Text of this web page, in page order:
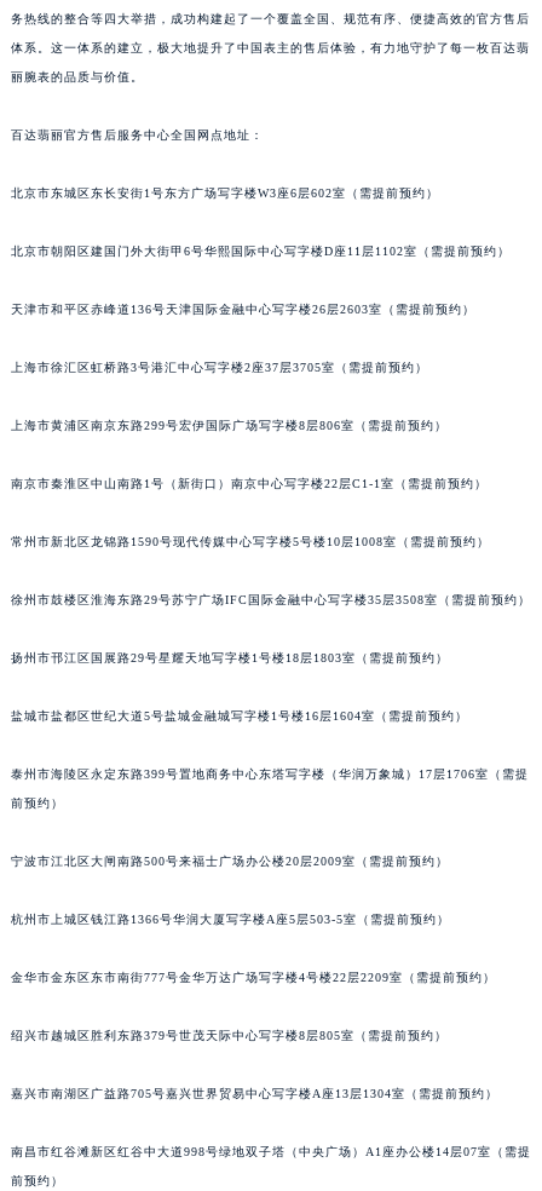
务热线的整合等四大举措，成功构建起了一个覆盖全国、规范有序、便捷高效的官方售后
体系。这一体系的建立，极大地提升了中国表主的售后体验，有力地守护了每一枚百达翡
丽腕表的品质与价值。
百达翡丽官方售后服务中心全国网点地址：
北京市东城区东长安街1号东方广场写字楼W3座6层602室（需提前预约）
北京市朝阳区建国门外大街甲6号华熙国际中心写字楼D座11层1102室（需提前预约）
天津市和平区赤峰道136号天津国际金融中心写字楼26层2603室（需提前预约）
上海市徐汇区虹桥路3号港汇中心写字楼2座37层3705室（需提前预约）
上海市黄浦区南京东路299号宏伊国际广场写字楼8层806室（需提前预约）
南京市秦淮区中山南路1号（新街口）南京中心写字楼22层C1-1室（需提前预约）
常州市新北区龙锦路1590号现代传媒中心写字楼5号楼10层1008室（需提前预约）
徐州市鼓楼区淮海东路29号苏宁广场IFC国际金融中心写字楼35层3508室（需提前预约）
扬州市邗江区国展路29号星耀天地写字楼1号楼18层1803室（需提前预约）
盐城市盐都区世纪大道5号盐城金融城写字楼1号楼16层1604室（需提前预约）
泰州市海陵区永定东路399号置地商务中心东塔写字楼（华润万象城）17层1706室（需提
前预约）
宁波市江北区大闸南路500号来福士广场办公楼20层2009室（需提前预约）
杭州市上城区钱江路1366号华润大厦写字楼A座5层503-5室（需提前预约）
金华市金东区东市南街777号金华万达广场写字楼4号楼22层2209室（需提前预约）
绍兴市越城区胜利东路379号世茂天际中心写字楼8层805室（需提前预约）
嘉兴市南湖区广益路705号嘉兴世界贸易中心写字楼A座13层1304室（需提前预约）
南昌市红谷滩新区红谷中大道998号绿地双子塔（中央广场）A1座办公楼14层07室（需提
前预约）